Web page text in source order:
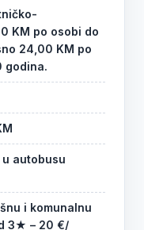
KM po osobi do
24,00 KM po
godina.
autobusu
i komunalnu
3★ – 20 €/